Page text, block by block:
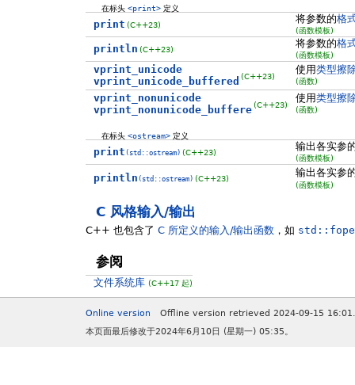
在标头<print> 定义
print (C++23) 将参数的格
(函数模板)
println (C++23) 将参数的格
(函数模板)
vprint_unicode
vprint_unicode_buffered (C++23)
使用类型擦
(函数)
vprint_nonunicode
vprint_nonunicode_buffere (C++23)
使用类型擦
(函数)
在标头<ostream> 定义
print (std::ostream) (C++23) 输出各实参
(函数模板)
println (std::ostream) (C++23) 输出各实参
(函数模板)
C 风格输入/输出
C++ 也包含了 C 所定义的输入/输出函数 ，如
参阅
文件系统库 (C++17 起)
Online version
Offline version retrieved 2024-09-15 16:01.
本页面最后修改于2024年6月10日 (星期一) 05:35。